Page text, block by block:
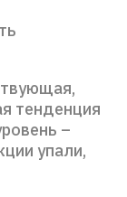
тенденция
–
упали,